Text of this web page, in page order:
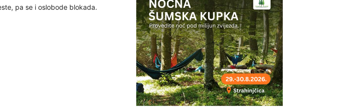
pa se i oslobode blokada.